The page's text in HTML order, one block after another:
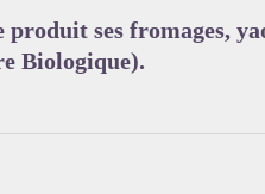
ses fromages,
Biologique).